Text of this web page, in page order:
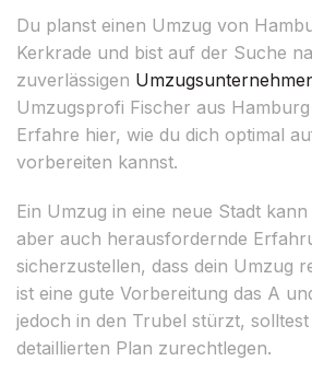
Du planst einen Umzug von
Kerkrade und bist auf der Suche
zuverlässigen
Umzugsprofi Fischer aus
Erfahre hier, wie du dich optimal
vorbereiten kannst.
Ein Umzug in eine neue Stadt
aber auch herausfordernde
sicherzustellen, dass dein Umzug
ist eine gute Vorbereitung das A
jedoch in den Trubel stürzt,
detaillierten Plan zurechtlegen.